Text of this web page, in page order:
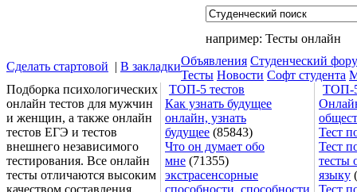
например: Тесты онлайн
Сделать стартовой | В закладкиОбъявления Студенческий
Тесты Новости Софт студента
Подборка психологических
онлайн тестов для мужчин
и женщин, а также онлайн
тестов ЕГЭ и тестов
внешнего независимого
тестирования. Все онлайн
тесты отличаются высоким
качеством составления.
ТОП-5 тестов
ТОП-
Как узнать будущее
онлайн, узнать
будущее (85843)
Что он думает обо
мне (71355)
экстрасенсорные
способности, способности
Тест
Тест
тесты
языку
Тест